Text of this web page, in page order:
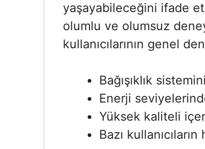
yaşayabileceğini ifade
olumlu ve olumsuz
kullanıcılarının genel
Bağışıklık
Enerji
Yüksek kaliteli
Bazı